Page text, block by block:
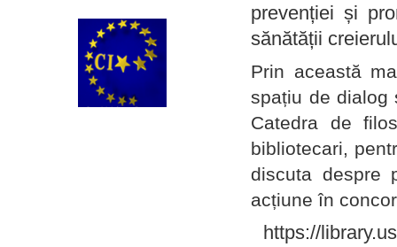
prevenției și
sănătății
Prin această
spațiu de dialog
Catedra de
bibliotecari,
discuta despre
acțiune în
https://